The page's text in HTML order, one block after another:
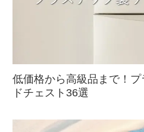
低価格から高級品まで！
ドチェスト36選